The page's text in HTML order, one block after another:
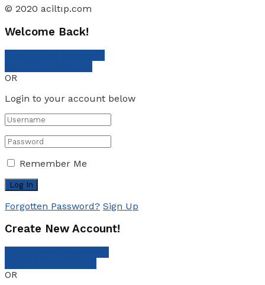
© 2020 aciltıp.com
Welcome Back!
OR
Login to your account below
Remember Me
Forgotten Password? Sign Up
Create New Account!
OR